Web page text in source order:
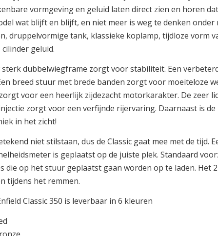
vormgeving en geluid laten direct zien en horen
wat blijft en blijft, en niet meer is weg te denken
druppelvormige tank, klassieke koplamp, tijdloze vorm
geluid.
sterk dubbelwiegframe zorgt voor stabiliteit. Een
breed stuur met brede banden zorgt voor moeiteloze
voor een heerlijk zijdezacht motorkarakter. De zeer
zorgt voor een verfijnde rijervaring. Daarnaast is
in het zicht!
niet stilstaan, dus de Classic gaat mee met de tijd.
is geplaatst op de juiste plek. Standaard
die op het stuur geplaatst gaan worden op te laden. Het
tijdens het remmen.
Classic 350 is leverbaar in 6 kleuren